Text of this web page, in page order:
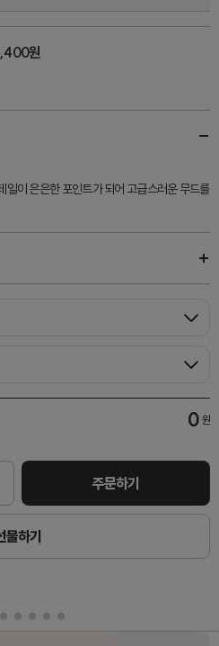
원
일이 은은한 포인트가 되어 고급스러운 무드를
0 원
주문하기
물하기